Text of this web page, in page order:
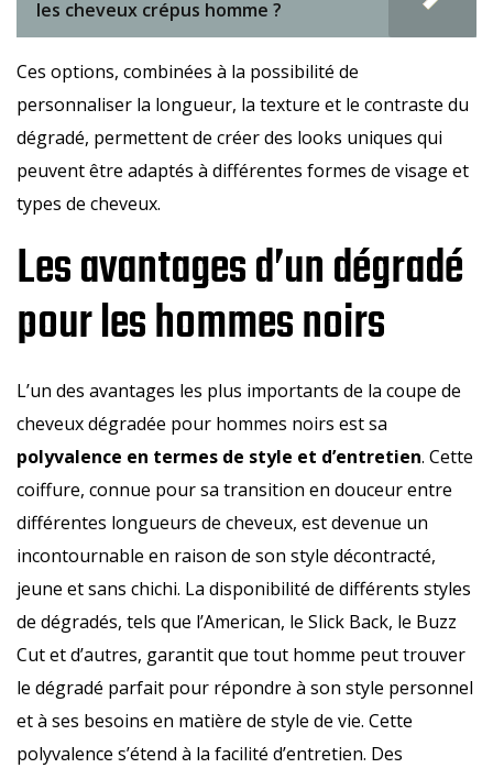
les cheveux crépus homme ?
Ces options, combinées à la possibilité de
personnaliser la longueur, la texture et le contraste du
dégradé, permettent de créer des looks uniques qui
peuvent être adaptés à différentes formes de visage et
types de cheveux.
Les avantages d’un dégradé
pour les hommes noirs
L’un des avantages les plus importants de la coupe de
cheveux dégradée pour hommes noirs est sa
polyvalence en termes de style et d’entretien. Cette
coiffure, connue pour sa transition en douceur entre
différentes longueurs de cheveux, est devenue un
incontournable en raison de son style décontracté,
jeune et sans chichi. La disponibilité de différents styles
de dégradés, tels que l’American, le Slick Back, le Buzz
Cut et d’autres, garantit que tout homme peut trouver
le dégradé parfait pour répondre à son style personnel
et à ses besoins en matière de style de vie. Cette
polyvalence s’étend à la facilité d’entretien. Des